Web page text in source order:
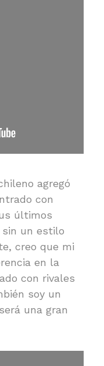
agregó
con
últimos
un estilo
creo que mi
en la
con rivales
soy un
una gran